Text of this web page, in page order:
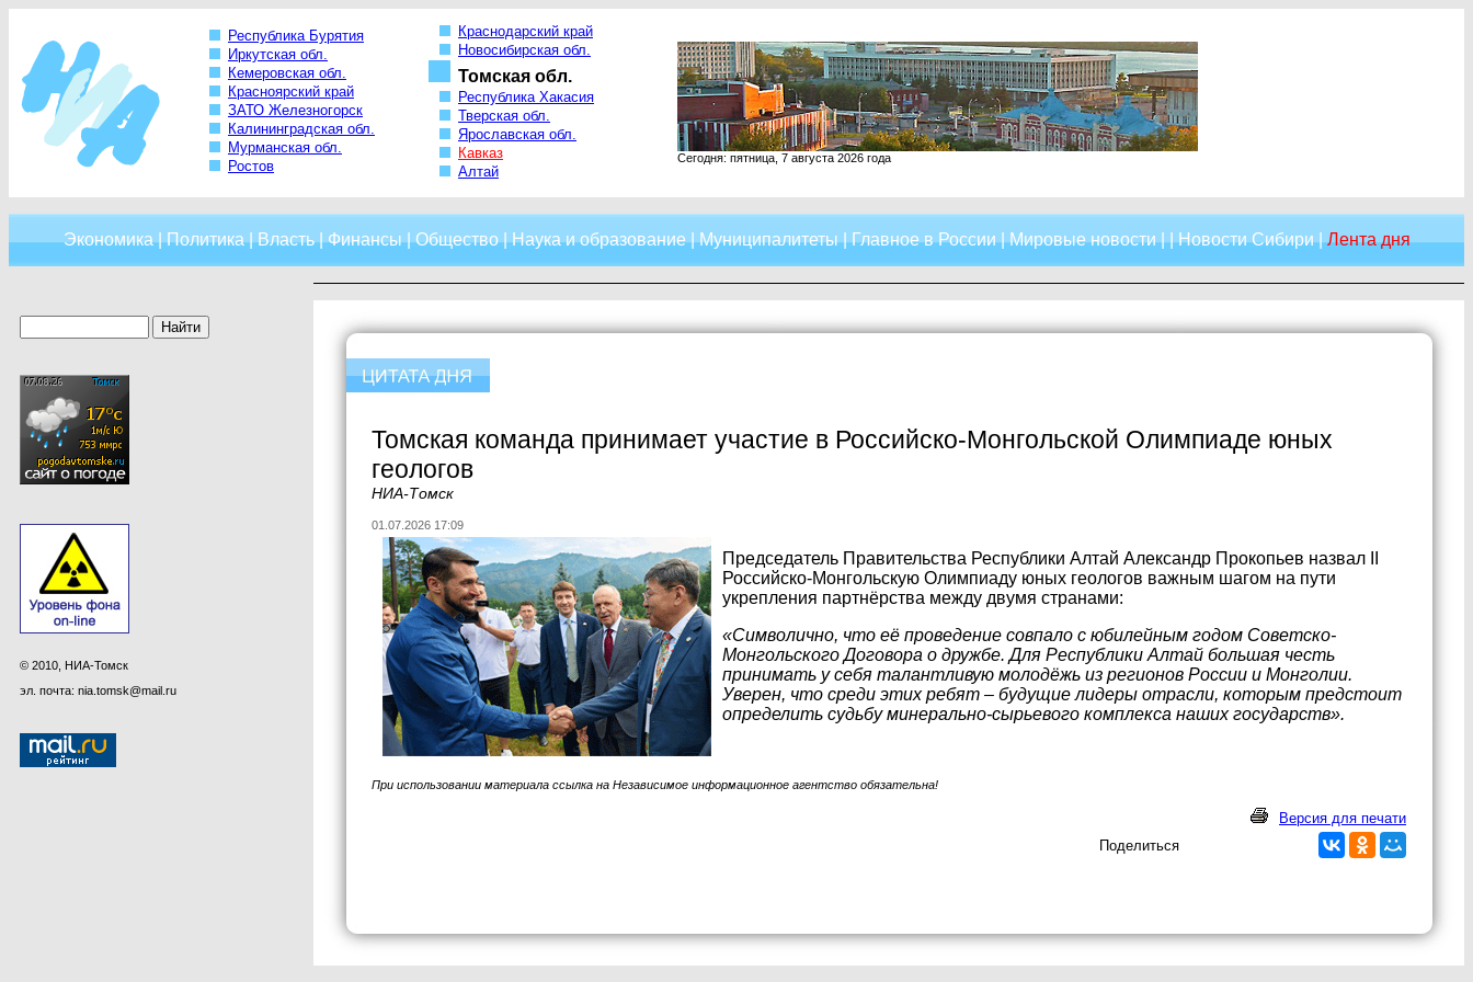
Республика Бурятия
Иркутская обл.
Кемеровская обл.
Красноярский край
ЗАТО Железногорск
Калининградская обл.
Мурманская обл.
Ростов
Краснодарский край
Новосибирская обл.
Томская обл.
Республика Хакасия
Тверская обл.
Ярославская обл.
Кавказ
Алтай
Сегодня: пятница, 7 августа 2026 года
Экономика|Политика|Власть|Финансы|Общество|Наука и образование|Муниципалитеты|Главное в России|Мировые новости| |Новости Сибири|Лента дня
© 2010, НИА-Томск
эл. почта: nia.tomsk@mail.ru
Томская команда принимает участие в Российско-Монгольской Олимпиаде юных
геологов
НИА-Томск
01.07.2026 17:09
Председатель Правительства Республики Алтай Александр Прокопьев назвал II
Российско-Монгольскую Олимпиаду юных геологов важным шагом на пути
укрепления партнёрства между двумя странами:
«Символично, что её проведение совпало с юбилейным годом Советско-
Монгольского Договора о дружбе. Для Республики Алтай большая честь
принимать у себя талантливую молодёжь из регионов России и Монголии.
Уверен, что среди этих ребят – будущие лидеры отрасли, которым предстоит
определить судьбу минерально-сырьевого комплекса наших государств».
При использовании материала ссылка на Независимое информационное агентство обязательна!
Версия для печати
Поделиться